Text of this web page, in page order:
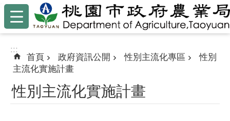
跳到主要內容區塊
:::
:::
首頁 政府資訊公開 性別主流化專區
性別
主流化實施計畫
性別主流化實施計畫